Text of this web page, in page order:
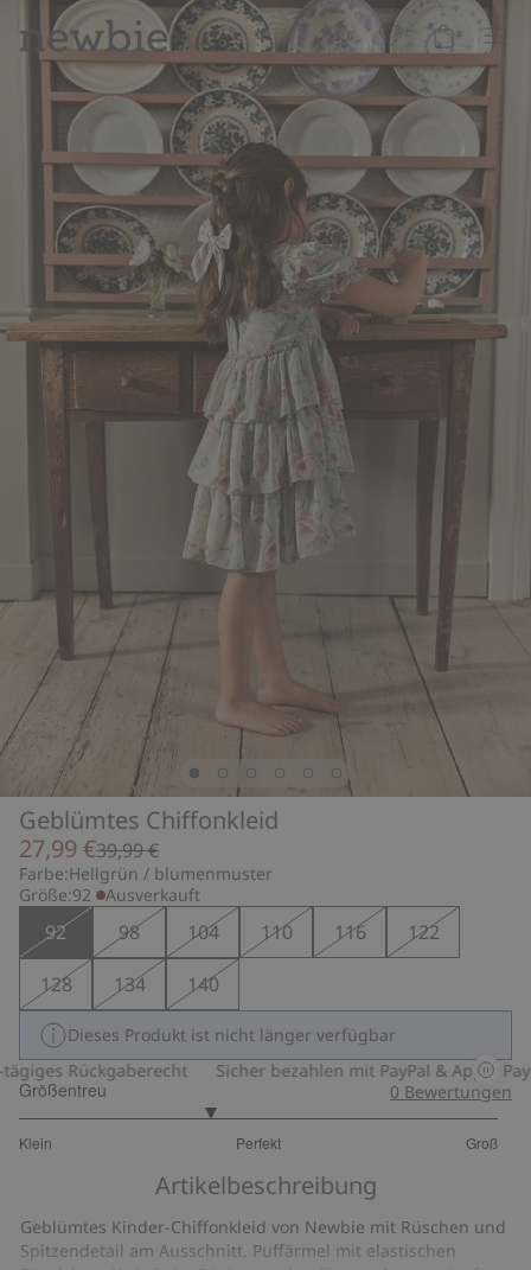
Geblümtes Chiffonkleid
27,99 €39,99 €
Farbe:Hellgrün / blumenmuster
Größe:92 Ausverkauft
92 98 104 110 116
122
128
134 140
Dieses Produkt ist nicht länger verfügbar
Rückgaberecht
Sicher bezahlen mit PayPal & Apple Pay
Größentreu
Klein Perfekt Groß
von
19
Bewertungen
0 Bewertungen
Artikelbeschreibung
Geblümtes Kinder-Chiffonkleid von Newbie mit Rüschen und
Spitzendetail am Ausschnitt. Puffärmel mit elastischen